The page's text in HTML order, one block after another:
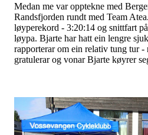
Medan me var opptekne med
Randsfjorden rundt med Team
løyperekord - 3:20:14 og snittfart
løypa. Bjarte har hatt ein lengre
rapporterar om ein relativ tung tur
gratulerar og vonar Bjarte køyrer